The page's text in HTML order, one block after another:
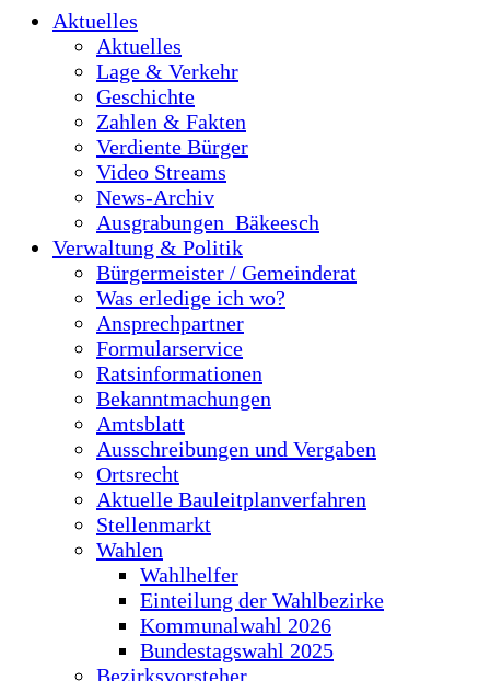
Aktuelles
Aktuelles
Lage & Verkehr
Geschichte
Zahlen & Fakten
Verdiente Bürger
Video Streams
News-Archiv
Ausgrabungen_Bäkeesch
Verwaltung & Politik
Bürgermeister / Gemeinderat
Was erledige ich wo?
Ansprechpartner
Formularservice
Ratsinformationen
Bekanntmachungen
Amtsblatt
Ausschreibungen und Vergaben
Ortsrecht
Aktuelle Bauleitplanverfahren
Stellenmarkt
Wahlen
Wahlhelfer
Einteilung der Wahlbezirke
Kommunalwahl 2026
Bundestagswahl 2025
Bezirksvorsteher